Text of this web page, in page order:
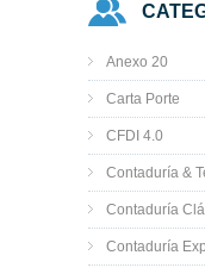
Anexo 20
Carta Porte
CFDI 4.0
Contaduría &
Contaduría
Contaduría